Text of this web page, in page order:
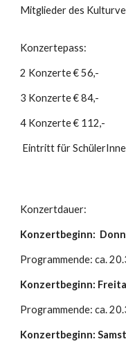
Mitglieder des
Konzertepass:
2 Konzerte € 56,-
3 Konzerte € 84,-
4 Konzerte € 112,-
Eintritt für
Konzertdauer:
Konzertbeginn:
Programmende: ca.
Konzertbeginn:
Programmende: ca.
Konzertbeginn:Sams